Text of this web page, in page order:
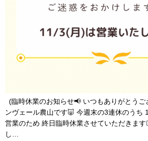
(臨時休業のお知らせ📢 いつもありがとう
ンヴェール農山です🐷 今週末の3連休のうち
営業のため 終日臨時休業させていただきます
し…